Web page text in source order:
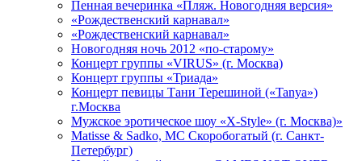
Пенная вечеринка «Пляж. Новогодняя версия»
«Рождественский карнавал»
«Рождественский карнавал»
Новогодняя ночь 2012 «по-старому»
Концерт группы «VIRUS» (г. Москва)
Концерт группы «Триада»
Концерт певицы Тани Терешиной («Tanya»)
г.Москва
Мужское эротическое шоу «X-Style» (г. Москва)»
Matissе & Sadko, MC Скоробогатый (г. Санкт-
Петербург)